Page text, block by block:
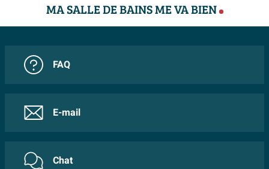
MA SALLE DE BAINS ME VA BIEN
FAQ
E-mail
Chat